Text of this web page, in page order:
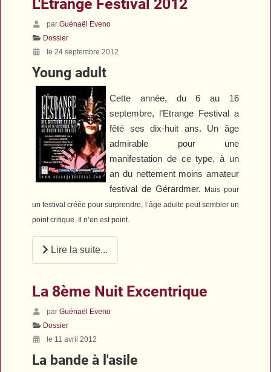
L'Etrange Festival 2012
parGuénaël Eveno
Dossier
le 24 septembre 2012
Young adult
Cette année, du 6 au 16
septembre, l’Etrange Festival a
fêté ses dix-huit ans. Un âge
admirable pour une
manifestation de ce type, à un
an du nettement moins amateur
festival de Gérardmer.
Mais pour
un festival créée pour surprendre, l’âge adulte peut sembler un
point critique. Il n’en est point.
Lire la suite...
La 8ème Nuit Excentrique
parGuénaël Eveno
Dossier
le 11 avril 2012
La bande à l'asile